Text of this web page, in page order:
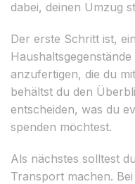
dabei, deinen Umzug
Der erste Schritt ist,
anzufertigen, die du
behältst du den
entscheiden, was du
spenden möchtest.
Als nächstes solltest
Transport machen.